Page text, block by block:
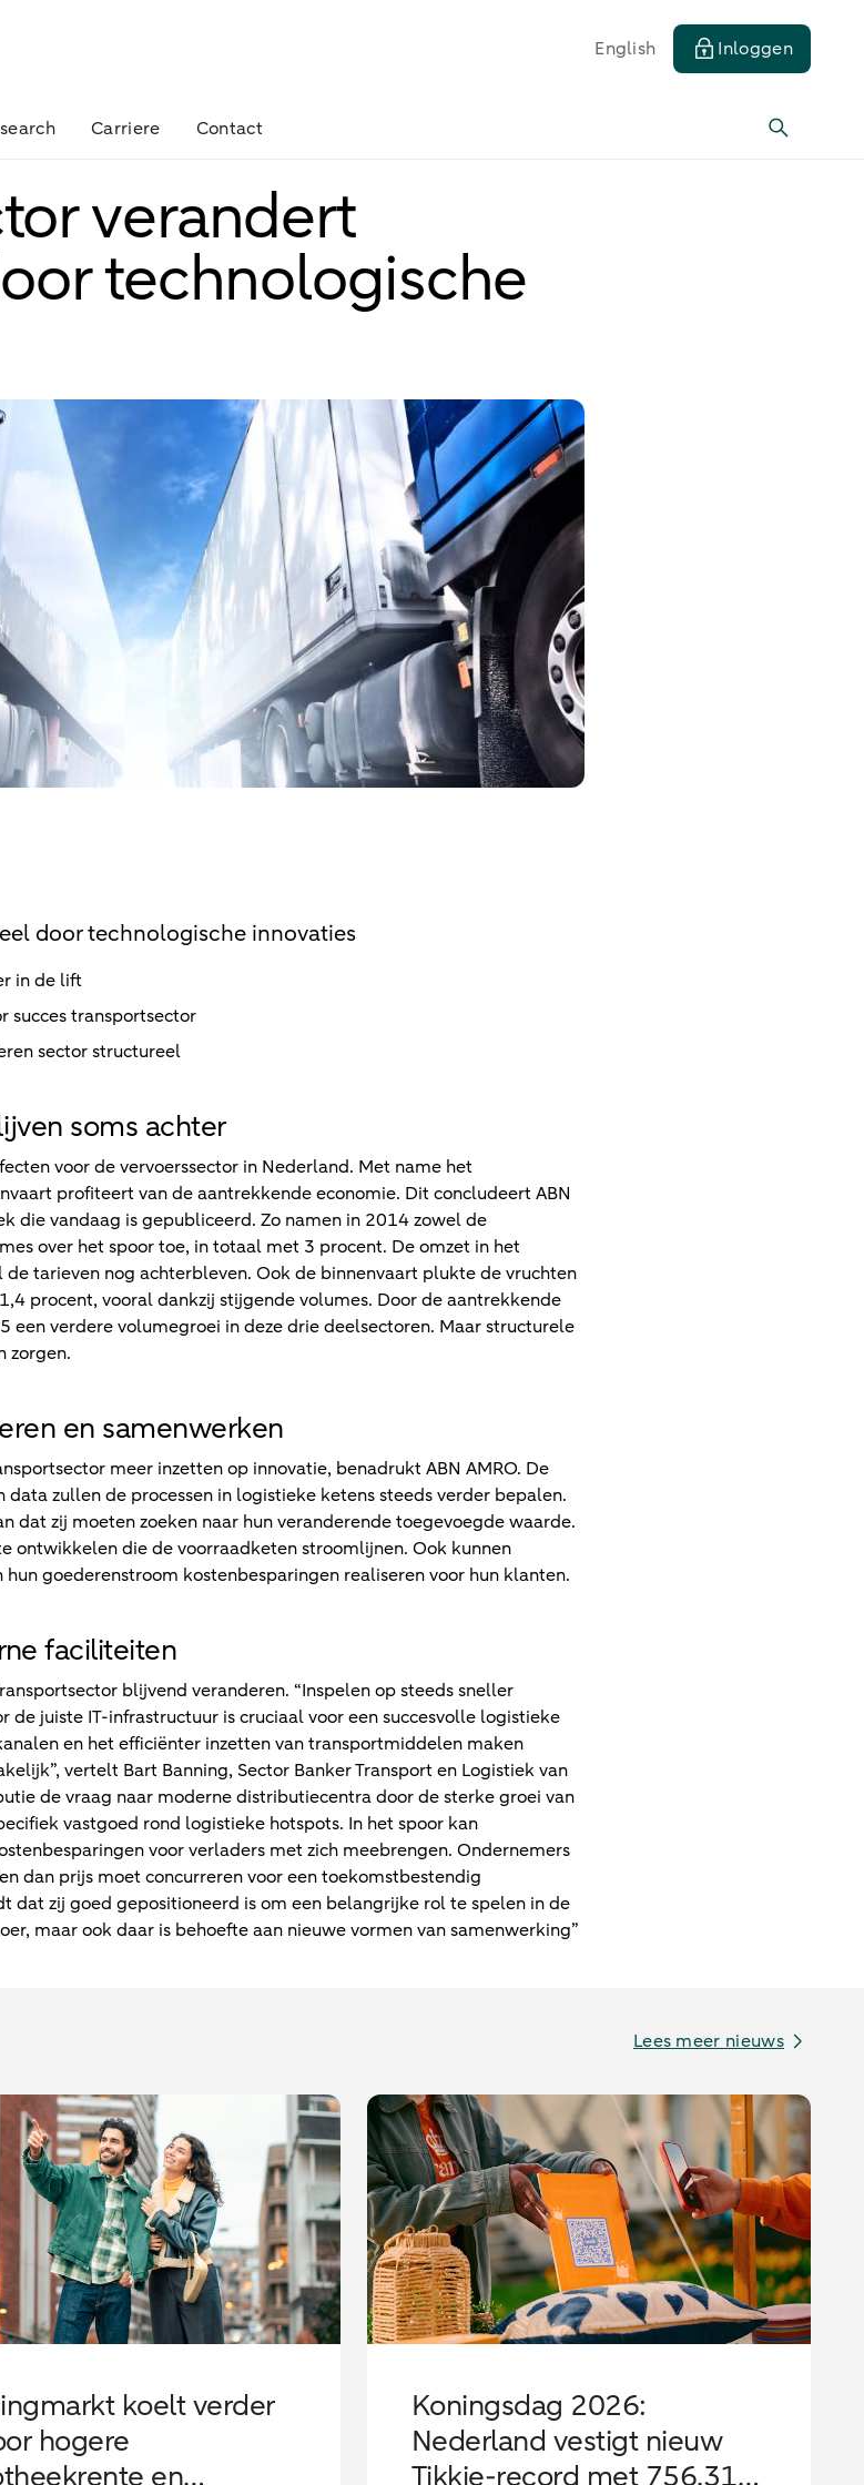
English Inloggen
Carriere Contact
verandert
technologische
door technologische innovaties
in de lift
succes transportsector
sector structureel
soms achter
voor de vervoerssector in Nederland. Met name het
profiteert van de aantrekkende economie. Dit concludeert ABN
die vandaag is gepubliceerd. Zo namen in 2014 zowel de
over het spoor toe, in totaal met 3 procent. De omzet in het
tarieven nog achterbleven. Ook de binnenvaart plukte de vruchten
procent, vooral dankzij stijgende volumes. Door de aantrekkende
een verdere volumegroei in deze drie deelsectoren. Maar structurele
zorgen.
en samenwerken
meer inzetten op innovatie, benadrukt ABN AMRO. De
zullen de processen in logistieke ketens steeds verder bepalen.
dat zij moeten zoeken naar hun veranderende toegevoegde waarde.
ontwikkelen die de voorraadketen stroomlijnen. Ook kunnen
goederenstroom kostenbesparingen realiseren voor hun klanten.
faciliteiten
blijvend veranderen. “Inspelen op steeds sneller
juiste IT-infrastructuur is cruciaal voor een succesvolle logistieke
en het efficiënter inzetten van transportmiddelen maken
vertelt Bart Banning, Sector Banker Transport en Logistiek van
de vraag naar moderne distributiecentra door de sterke groei van
vastgoed rond logistieke hotspots. In het spoor kan
voor verladers met zich meebrengen. Ondernemers
dan prijs moet concurreren voor een toekomstbestendig
dat zij goed gepositioneerd is om een belangrijke rol te spelen in de
maar ook daar is behoefte aan nieuwe vormen van samenwerking”
Lees meer nieuws
koelt verder
hogere
en
Koningsdag 2026:
Nederland vestigt nieuw
Tikkie-record met 756.316